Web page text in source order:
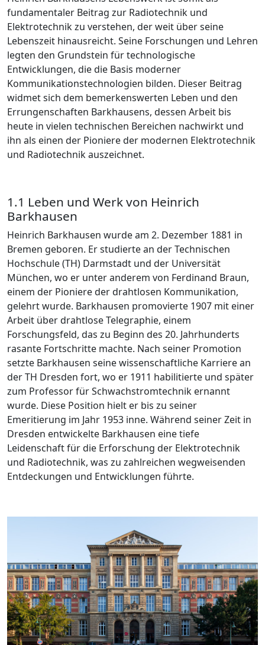
fundamentaler Beitrag zur Radiotechnik und
Elektrotechnik zu verstehen, der weit über seine
Lebenszeit hinausreicht. Seine Forschungen und Lehren
legten den Grundstein für technologische
Entwicklungen, die die Basis moderner
Kommunikationstechnologien bilden. Dieser Beitrag
widmet sich dem bemerkenswerten Leben und den
Errungenschaften Barkhausens, dessen Arbeit bis
heute in vielen technischen Bereichen nachwirkt und
ihn als einen der Pioniere der modernen Elektrotechnik
und Radiotechnik auszeichnet.
1.1 Leben und Werk von Heinrich
Barkhausen
Heinrich Barkhausen wurde am 2. Dezember 1881 in
Bremen geboren. Er studierte an der Technischen
Hochschule (TH) Darmstadt und der Universität
München, wo er unter anderem von Ferdinand Braun,
einem der Pioniere der drahtlosen Kommunikation,
gelehrt wurde. Barkhausen promovierte 1907 mit einer
Arbeit über drahtlose Telegraphie, einem
Forschungsfeld, das zu Beginn des 20. Jahrhunderts
rasante Fortschritte machte. Nach seiner Promotion
setzte Barkhausen seine wissenschaftliche Karriere an
der TH Dresden fort, wo er 1911 habilitierte und später
zum Professor für Schwachstromtechnik ernannt
wurde. Diese Position hielt er bis zu seiner
Emeritierung im Jahr 1953 inne. Während seiner Zeit in
Dresden entwickelte Barkhausen eine tiefe
Leidenschaft für die Erforschung der Elektrotechnik
und Radiotechnik, was zu zahlreichen wegweisenden
Entdeckungen und Entwicklungen führte.